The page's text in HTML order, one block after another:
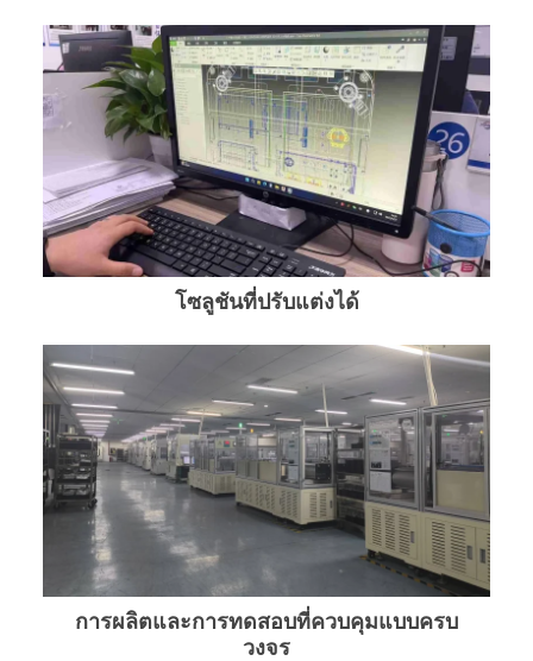
โซลูชันที่ปรับแต่งได้
การผลิตและการทดสอบที่ควบคุมแบบครบ
วงจร